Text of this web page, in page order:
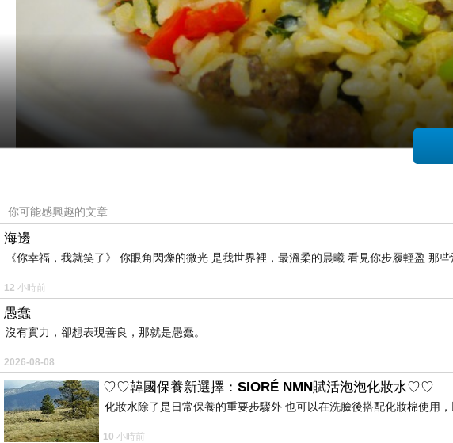
賣相雖不好, 但濃濃的墨國風底蘊, 相當夠味, 兒子一連吃了兩盤.
你可能感興趣的文章
海邊
《你幸福，我就笑了》 你眼角閃爍的微光 是我世界裡，最溫柔的晨曦 看見你步履輕盈 那
12 小時前
愚蠢
沒有實力，卻想表現善良，那就是愚蠢。
2026-08-08
♡♡韓國保養新選擇：SIORÉ NMN賦活泡泡化妝水♡♡
化妝水除了是日常保養的重要步驟外 也可以在洗臉後搭配化妝棉使用
10 小時前